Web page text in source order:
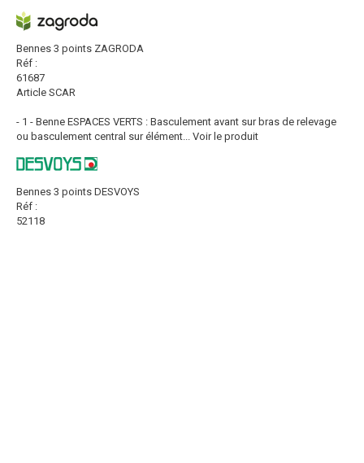
Bennes 3 points ZAGRODA
Réf :
61687
Article SCAR
- 1 - Benne ESPACES VERTS : Basculement avant sur bras de relevage
ou basculement central sur élément... Voir le produit
Bennes 3 points DESVOYS
Réf :
52118